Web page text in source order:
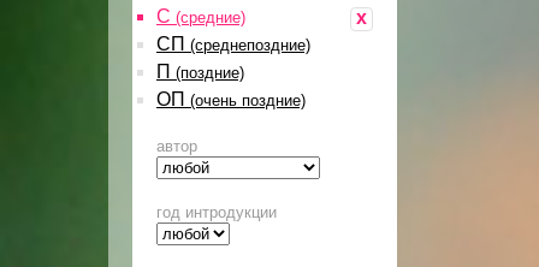
x
С (средние)
СП (среднепоздние)
П (поздние)
ОП (очень поздние)
автор
год интродукции